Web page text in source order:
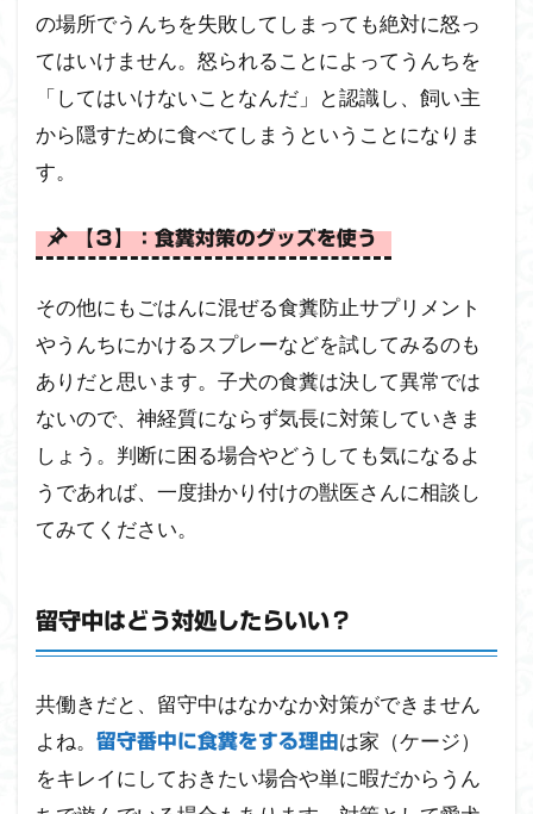
の場所でうんちを失敗してしまっても絶対に怒っ
てはいけません。怒られることによってうんちを
「してはいけないことなんだ」と認識し、飼い主
から隠すために食べてしまうということになりま
す。
【３】：食糞対策のグッズを使う
その他にもごはんに混ぜる食糞防止サプリメント
やうんちにかけるスプレーなどを試してみるのも
ありだと思います。子犬の食糞は決して異常では
ないので、神経質にならず気長に対策していきま
しょう。判断に困る場合やどうしても気になるよ
うであれば、一度掛かり付けの獣医さんに相談し
てみてください。
留守中はどう対処したらいい？
共働きだと、留守中はなかなか対策ができません
よね。
留守番中に食糞をする理由は家（ケージ）
をキレイにしておきたい場合や単に暇だからうん